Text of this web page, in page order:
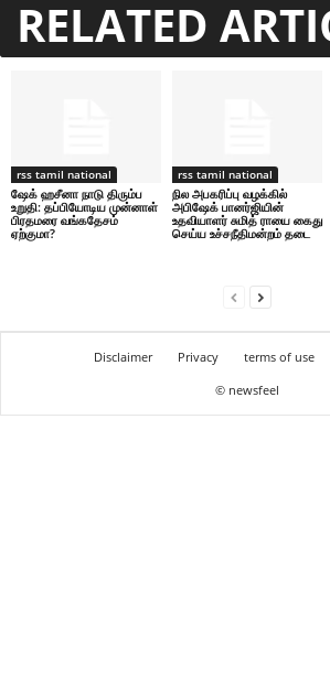
RELATED
rss tamil national
ஷேக் ஹசீனா நாடு திரும்ப
உறுதி: தப்பியோடிய முன்னாள்
பிரதமரை வங்கதேசம்
ஏற்குமா?
rss tamil national
நில அபகரிப்பு வழக்கில்
அபிஷேக் பானர்ஜியின்
உதவியாளர் சுமித் ராயை கைது
செய்ய உச்சநீதிமன்றம் தடை
Disclaimer Privacy terms of use
© newsfeel